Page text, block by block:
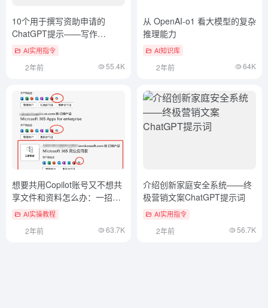
10个用于撰写资助申请的
ChatGPT提示——写作
ChatGPT提示词
AI实用指令
2年前 55.4K
从 OpenAI-o1 看大模型的复杂
推理能力
AI知识库
2年前 64K
想要共用Copilot账号又不想共
享文件和资料怎么办：一招帮
你搞定
AI实操教程
2年前 63.7K
介绍创新家庭安全系统——终
极营销文案ChatGPT提示词
AI实用指令
2年前 56.7K